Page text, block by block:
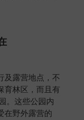
及露营地点，不
育林区，而且有
。这些公园内
在野外露营的